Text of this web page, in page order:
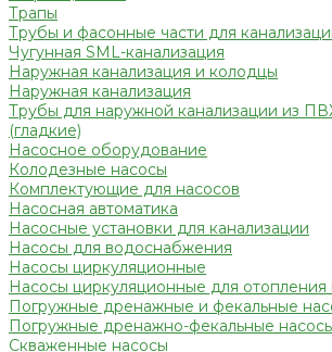
Трапы
Трубы и фасонные части для
Чугунная SML-канализация
Наружная канализация и колодцы
Наружная канализация
Трубы для наружной канализации из
(гладкие)
Насосное оборудование
Колодезные насосы
Комплектующие для насосов
Насосная автоматика
Насосные установки для канализации
Насосы для водоснабжения
Насосы циркуляционные
Насосы циркуляционные для
Погружные дренажные и фекальные
Погружные дренажно-фекальные
Скваженные насосы